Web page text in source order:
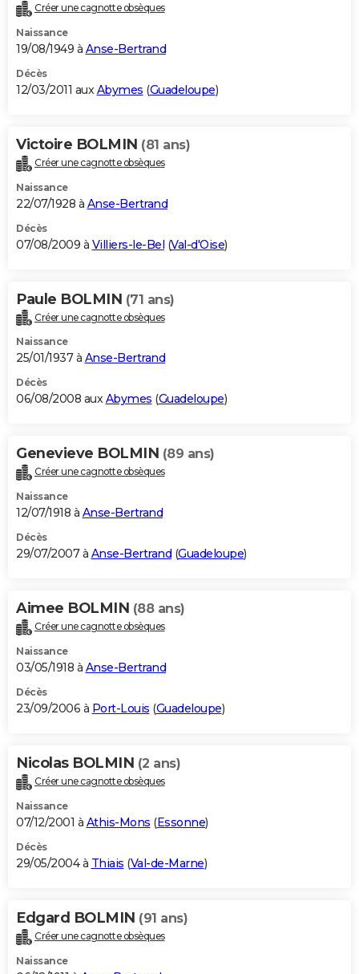
Créer une cagnotte obsèques
Naissance
19/08/1949 à Anse-Bertrand
Décès
12/03/2011 auxAbymes (Guadeloupe)
Victoire BOLMIN (81 ans)
Créer une cagnotte obsèques
Naissance
22/07/1928 à Anse-Bertrand
Décès
07/08/2009 à Villiers-le-Bel (Val-d'Oise)
Paule BOLMIN (71 ans)
Créer une cagnotte obsèques
Naissance
25/01/1937 à Anse-Bertrand
Décès
06/08/2008 auxAbymes (Guadeloupe)
Genevieve BOLMIN (89 ans)
Créer une cagnotte obsèques
Naissance
12/07/1918 à Anse-Bertrand
Décès
29/07/2007 à Anse-Bertrand (Guadeloupe)
Aimee BOLMIN (88 ans)
Créer une cagnotte obsèques
Naissance
03/05/1918 à Anse-Bertrand
Décès
23/09/2006 à Port-Louis (Guadeloupe)
Nicolas BOLMIN (2 ans)
Créer une cagnotte obsèques
Naissance
07/12/2001 à Athis-Mons (Essonne)
Décès
29/05/2004 à Thiais (Val-de-Marne)
Edgard BOLMIN (91 ans)
Créer une cagnotte obsèques
Naissance